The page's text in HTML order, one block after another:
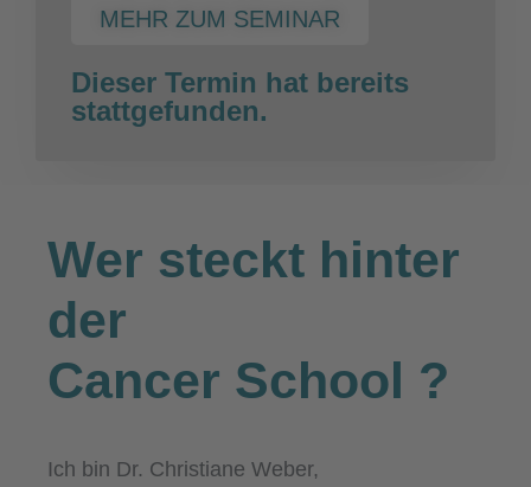
MEHR ZUM SEMINAR
Dieser Termin hat bereits
stattgefunden.
Wer steckt hinter
der
Cancer School ?
Ich bin Dr. Christiane Weber,